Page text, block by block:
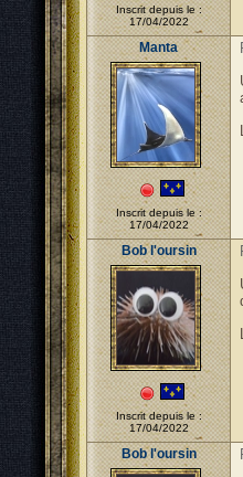
Inscrit depuis le :
17/04/2022
Manta
Inscrit depuis le :
17/04/2022
Bob l'oursin
Inscrit depuis le :
17/04/2022
Bob l'oursin